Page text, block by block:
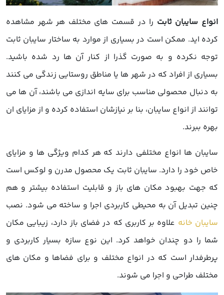
انواع سایبان ثابت را در قسمت های مختلف هر شهر مشاهده
کرده اید. ممکن است در بسیاری از موارد به ساختار سایبان ثابت
توجه نکرده و به صورت گذرا از کنار آن ها رد شده باشید.
بسیاری از افراد که در شهر ها یا مناطق روستایی زندگی می کنند
به دنبال محصولی مناسب برای سایه اندازی می باشند، آن ها می
توانند از انواع سایبان، بنا بر نیازشان استفاده کرده و از مزایای ان
بهره ببرند.
سایبان ها انواع مختلفی دارند که هر کدام ویژگی ها و مزایای
خاص خود را دارد. سایبان ثابت یک محصول مدرن و لوکس است
که جهت بهبود مکان های باز و قابلیت استفاده بیشتر و هم
چنین تبدیل آن به محیطی کاربردی اجرا و ساخته می شود. نصب
سایبان خانه علاوه بر کاربری که در فضای باز دارد، زیبایی مکان
شما را دو چندان خواهد کرد. این نوع سازه بسیار کاربردی و
پرطرفدار است که در انواع مختلف و برای فضاها و مکان های
مختلف طراحی و اجرا می شوند.